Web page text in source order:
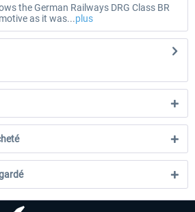
the German Railways DRG Class BR
as it was...plus